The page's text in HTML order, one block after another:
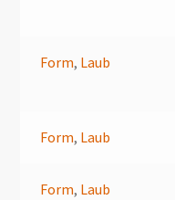
Form, Laub
Form, Laub
Form, Laub